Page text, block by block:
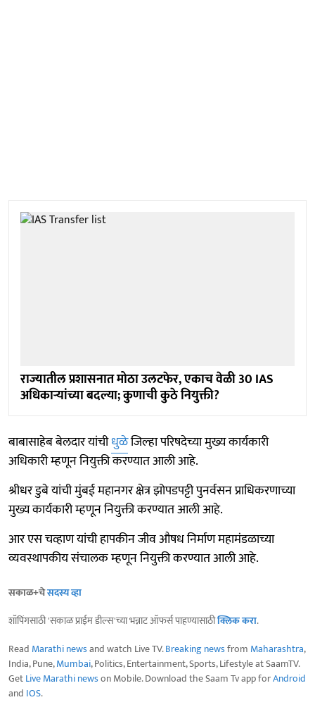
राज्यातील प्रशासनात मोठा उलटफेर, एकाच वेळी 30 IAS
अधिकाऱ्यांच्या बदल्या; कुणाची कुठे नियुक्ती?
बाबासाहेब बेलदार यांचीधुळेजिल्हा परिषदेच्या मुख्य कार्यकारी
अधिकारी म्हणून नियुक्ती करण्यात आली आहे.
श्रीधर डुबे यांची मुंबई महानगर क्षेत्र झोपडपट्टी पुनर्वसन प्राधिकरणाच्या
मुख्य कार्यकारी म्हणून नियुक्ती करण्यात आली आहे.
आर एस चव्हाण यांची हापकीन जीव औषध निर्माण महामंडळाच्या
व्यवस्थापकीय संचालक म्हणून नियुक्ती करण्यात आली आहे.
सकाळ+चेसदस्य व्हा
शॉपिंगसाठी 'सकाळ प्राईम डील्स'च्या भन्नाट ऑफर्स पाहण्यासाठीक्लिक करा.
Read Marathi newsand watch Live TV.Breaking newsfrom Maharashtra,
India, Pune,Mumbai, Politics, Entertainment, Sports, Lifestyle at SaamTV.
GetLive Marathi newson Mobile. Download the Saam Tv app forAndroid
and IOS.